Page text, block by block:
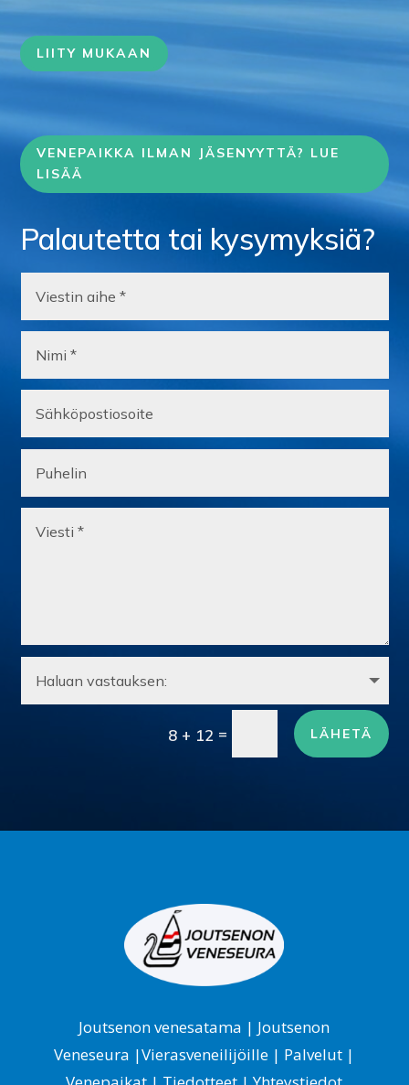
LIITY MUKAAN
VENEPAIKKA ILMAN JÄSENYYTTÄ? LUE
LISÄÄ
Palautetta tai kysymyksiä?
8 + 12 = LÄHETÄ
Joutsenon venesatama | Joutsenon
Veneseura |Vierasveneilijöille | Palvelut |